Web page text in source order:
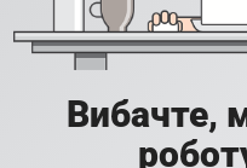
Вибачте,